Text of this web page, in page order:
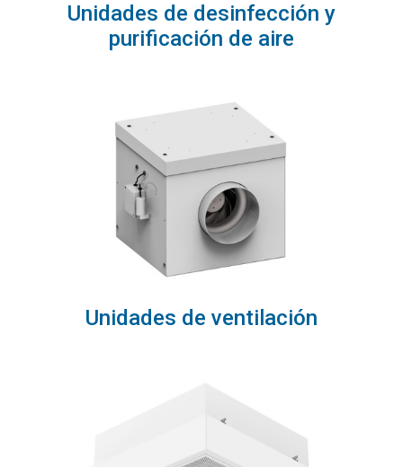
Unidades de desinfección y
purificación de aire
Unidades de ventilación